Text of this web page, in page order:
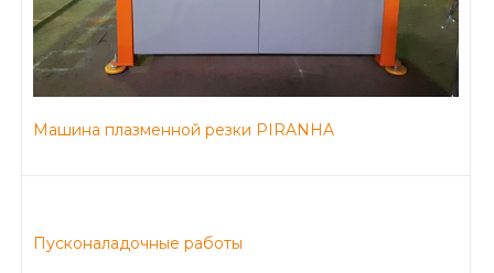
Машина плазменной резки PIRANHA
Пусконаладочные работы